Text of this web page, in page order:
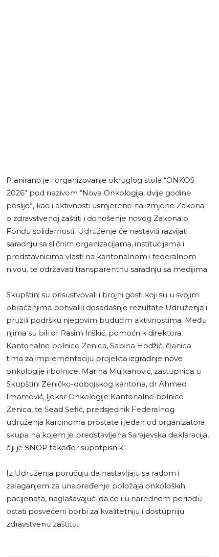
Planirano je i organizovanje okruglog stola “ONKOS
2026” pod nazivom “Nova Onkologija, dvije godine
poslije”, kao i aktivnosti usmjerene na izmjene Zakona
o zdravstvenoj zaštiti i donošenje novog Zakona o
Fondu solidarnosti. Udruženje će nastaviti razvijati
saradnju sa sličnim organizacijama, institucijama i
predstavnicima vlasti na kantonalnom i federalnom
nivou, te održavati transparentnu saradnju sa medijima.
Skupštini su prisustvovali i brojni gosti koji su u svojim
obraćanjima pohvalili dosadašnje rezultate Udruženja i
pružili podršku njegovim budućim aktivnostima. Među
njima su bili dr Rasim Iriškić, pomoćnik direktora
Kantonalne bolnice Zenica, Sabina Hodžić, članica
tima za implementaciju projekta izgradnje nove
onkologije i bolnice, Marina Mujkanović, zastupnica u
Skupštini Zeničko-dobojskog kantona, dr Ahmed
Imamović, ljekar Onkologije Kantonalne bolnice
Zenica, te Sead Sefić, predsjednik Federalnog
udruženja karcinoma prostate i jedan od organizatora
skupa na kojem je predstavljena Sarajevska deklaracija,
čiji je SNOP također supotpisnik.
Iz Udruženja poručuju da nastavljaju sa radom i
zalaganjem za unapređenje položaja onkoloških
pacijenata, naglašavajući da će i u narednom periodu
ostati posvećeni borbi za kvalitetniju i dostupniju
zdravstvenu zaštitu.